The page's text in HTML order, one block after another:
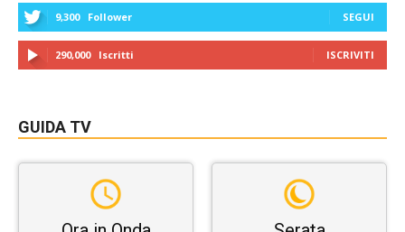
9,300 Follower SEGUI
290,000 Iscritti ISCRIVITI
GUIDA TV